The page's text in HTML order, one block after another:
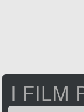
I FILM